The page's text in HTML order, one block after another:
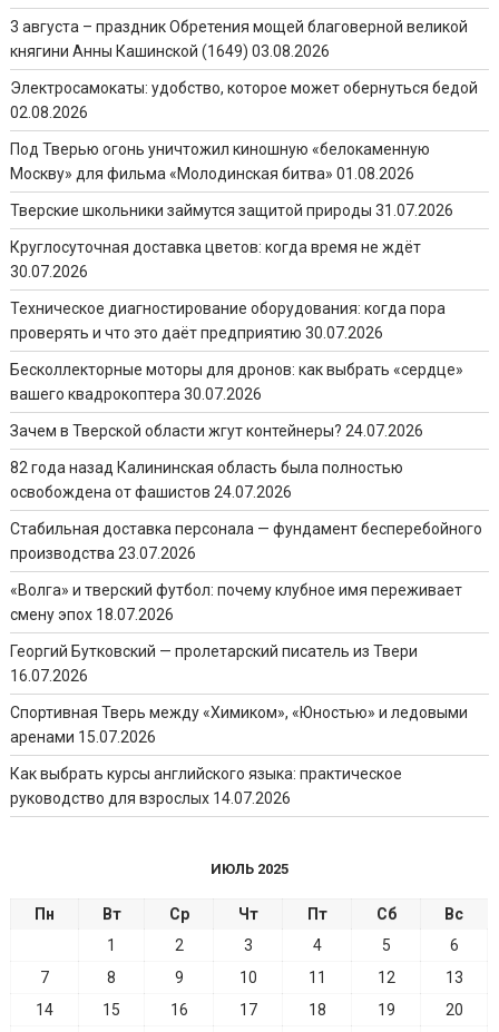
3 августа – праздник Обретения мощей благоверной великой
княгини Анны Кашинской (1649) 03.08.2026
Электросамокаты: удобство, которое может обернуться бедой
02.08.2026
Под Тверью огонь уничтожил киношную «белокаменную
Москву» для фильма «Молодинская битва» 01.08.2026
Тверские школьники займутся защитой природы 31.07.2026
Круглосуточная доставка цветов: когда время не ждёт
30.07.2026
Техническое диагностирование оборудования: когда пора
проверять и что это даёт предприятию 30.07.2026
Бесколлекторные моторы для дронов: как выбрать «сердце»
вашего квадрокоптера 30.07.2026
Зачем в Тверской области жгут контейнеры? 24.07.2026
82 года назад Калининская область была полностью
освобождена от фашистов 24.07.2026
Стабильная доставка персонала — фундамент бесперебойного
производства 23.07.2026
«Волга» и тверский футбол: почему клубное имя переживает
смену эпох 18.07.2026
Георгий Бутковский — пролетарский писатель из Твери
16.07.2026
Спортивная Тверь между «Химиком», «Юностью» и ледовыми
аренами 15.07.2026
Как выбрать курсы английского языка: практическое
руководство для взрослых 14.07.2026
ИЮЛЬ 2025
Пн Вт Ср Чт Пт Сб
Вс
1
2 3 4 5
6
7
8 9 10 11 12
13
14
15 16 17 18 19
20